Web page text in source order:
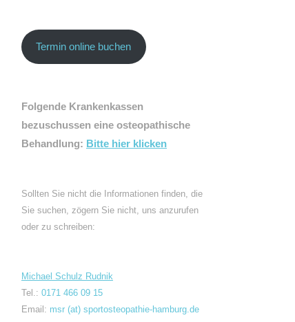
Termin online buchen
Folgende Krankenkassen
bezuschussen eine osteopathische
Behandlung: Bitte hier klicken
Sollten Sie nicht die Informationen finden, die
Sie suchen, zögern Sie nicht, uns anzurufen
oder zu schreiben:
Michael Schulz Rudnik
Tel.: 0171 466 09 15
Email: msr (at) sportosteopathie-hamburg.de